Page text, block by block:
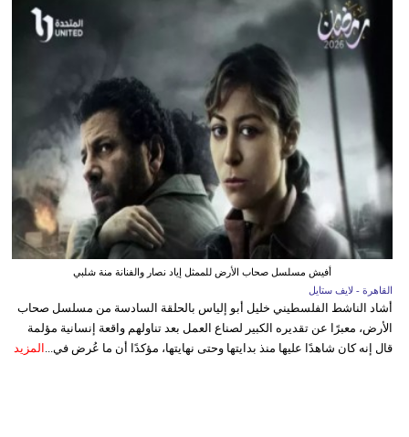
أفيش مسلسل صحاب الأرض للممثل إياد نصار والفنانة منة شلبي
القاهرة - لايف ستايل
أشاد الناشط الفلسطيني خليل أبو إلياس بالحلقة السادسة من مسلسل صحاب
الأرض، معبرًا عن تقديره الكبير لصناع العمل بعد تناولهم واقعة إنسانية مؤلمة
قال إنه كان شاهدًا عليها منذ بدايتها وحتى نهايتها، مؤكدًا أن ما عُرض في... المزيد